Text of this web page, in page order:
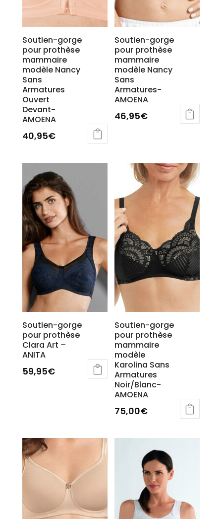
Soutien-gorge
pour prothèse
mammaire
modèle Nancy
Sans
Armatures
Ouvert
Devant-
AMOENA
40,95€
plusieurs
variations.
Les
options
peuvent
être
choisies
sur
page
du
produit
Soutien-gorge
pour prothèse
mammaire
modèle Nancy
Sans
Armatures-
AMOENA
46,95€
Soutien-gorge
pour prothèse
Clara Art –
ANITA
59,95€
Les
options
peuvent
être
la
page
Soutien-gorge
pour prothèse
mammaire
modèle
Karolina Sans
Armatures
Noir/Blanc-
AMOENA
75,00€